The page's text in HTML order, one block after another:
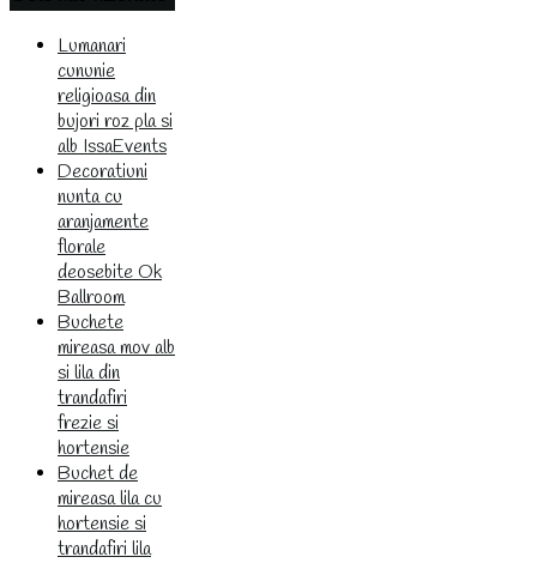
Lumanari
cununie
religioasa din
bujori roz pla si
alb IssaEvents
Decoratiuni
nunta cu
aranjamente
florale
deosebite Ok
Ballroom
Buchete
mireasa mov alb
si lila din
trandafiri
frezie si
hortensie
Buchet de
mireasa lila cu
hortensie si
trandafiri lila